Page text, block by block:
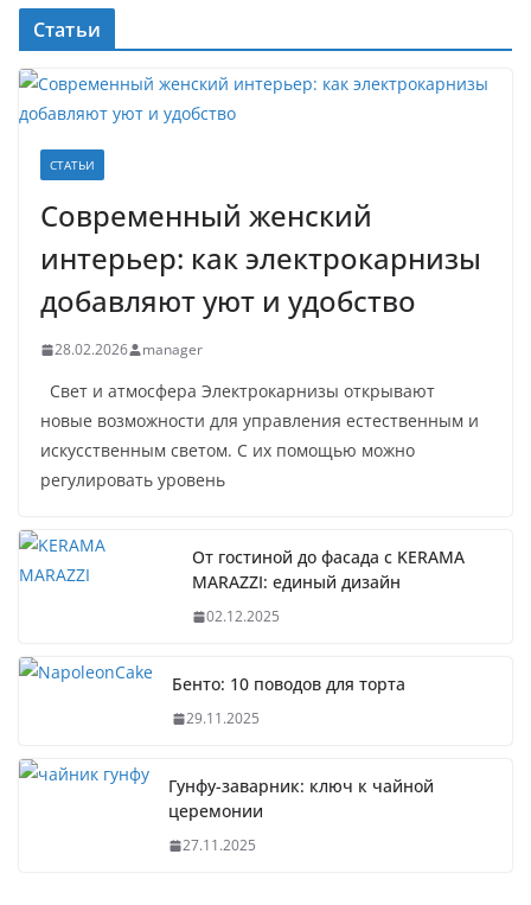
Статьи
СТАТЬИ
Современный женский
интерьер: как электрокарнизы
добавляют уют и удобство
28.02.2026 manager
Свет и атмосфера Электрокарнизы открывают
новые возможности для управления естественным и
искусственным светом. С их помощью можно
регулировать уровень
От гостиной до фасада с KERAMA
MARAZZI: единый дизайн
02.12.2025
Бенто: 10 поводов для торта
29.11.2025
Гунфу-заварник: ключ к чайной
церемонии
27.11.2025